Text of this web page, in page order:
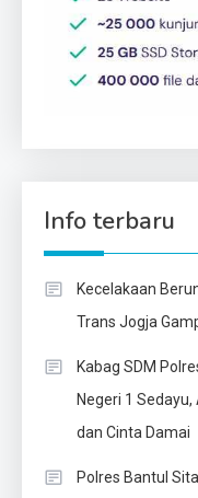
Info terbaru
Kecelakaan
Trans Jogja
Kabag SDM
Negeri 1
dan Cinta Damai
Polres Bantul